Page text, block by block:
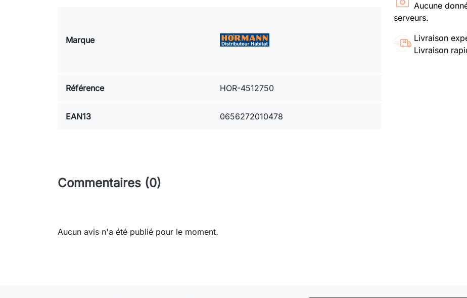
Aucune
serveurs.
Livraison
Livraison
Marque
Référence HOR-4512750
EAN13 0656272010478
Commentaires (0)
Aucun avis n'a été publié pour le moment.